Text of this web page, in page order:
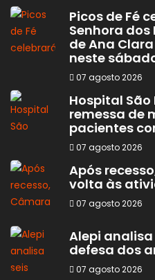
Picos de Fé
Senhora dos
de Ana
neste
07 agosto 2026
Hospital São
remessa de
pacientes
07 agosto 2026
Após
volta às
07 agosto 2026
Alepi
defesa dos
07 agosto 2026